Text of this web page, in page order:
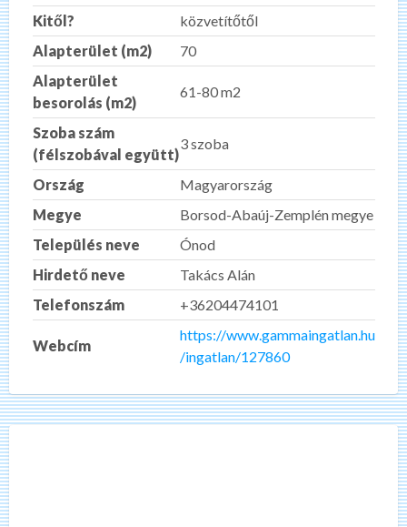
Kitől?
közvetítőtől
Alapterület (m2)
70
Alapterület
besorolás (m2)
61-80 m2
Szoba szám
(félszobával együtt)
3 szoba
Ország
Magyarország
Megye
Borsod-Abaúj-Zemplén megye
Település neve
Ónod
Hirdető neve
Takács Alán
Telefonszám
+36204474101
Webcím
https://www.gammaingatlan.hu
/ingatlan/127860